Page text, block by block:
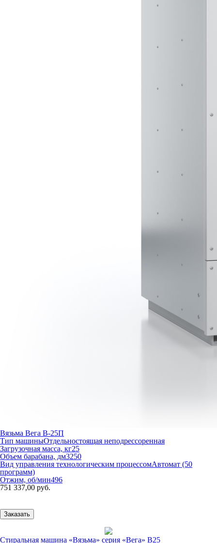
Вязьма Вега В-25П
Тип машиныОтдельностоящая неподрессоренная
Загрузочная масса, кг25
Объем барабана, дм3250
Вид управления технологическим процессомАвтомат (50
программ)
Отжим, об/мин496
751 337,00 руб.
Заказать
Стиральная машина «Вязьма» серия «Вега» В25